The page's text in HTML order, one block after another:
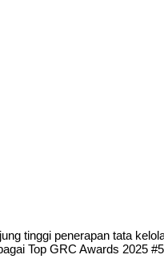
tinggi penerapan tata
Top GRC Awards 2025